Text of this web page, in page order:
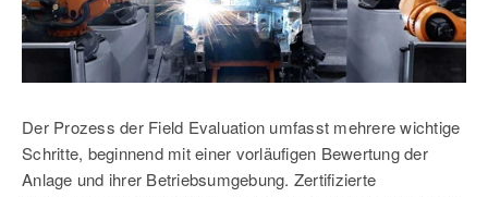
Der Prozess der Field Evaluation umfasst mehrere wichtige
Schritte, beginnend mit einer vorläufigen Bewertung der
Anlage und ihrer Betriebsumgebung. Zertifizierte